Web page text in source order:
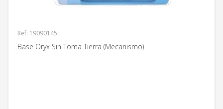
Ref: 19090145
Base Oryx Sin Toma Tierra (Mecanismo)